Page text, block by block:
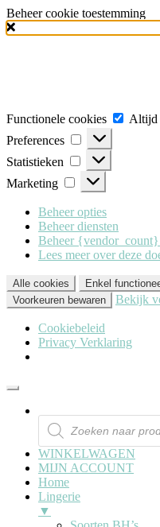
Beheer cookie toestemming
Functionele cookies
Altijd
Preferences
Statistieken
Marketing
Beheer opties
Beheer diensten
Beheer
Lees meer over deze
Alle cookies Enkel
Voorkeuren bewaren
Bekijk
Cookiebeleid
Privacy Verklaring
WINKELWAGEN
MIJN ACCOUNT
Home
Lingerie
▼